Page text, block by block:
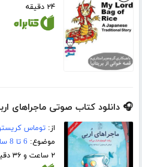
۲۴ دقیقه
🎧 دانلود کتاب صوتی ماجراهای
از:توماس
موضوع: 6 تا 8 سال
۲ ساعت و ۳۶ دقیقه